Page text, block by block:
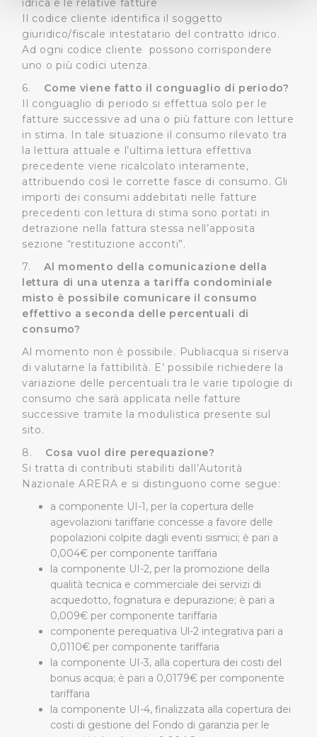
(impronte digitali).
Approfondisci come vengono elaborati i tuoi dati personali
e imposta le tue preferenze nellasezione dettagli. Puoi
modificare o ritirare il tuo consenso in qualsiasi momento
dalla Dichiarazione sui cookie.
Utilizziamo dei cookie tecnici necessari per rendere
fruibile il sito web abilitandone funzionalità di base quali
la navigazione sulle pagine e l'accesso alle aree
protette. In linea con le preferenze manifestate
dall’Utente e con i consensi dallo stesso prestati, i
cookie possono essere inoltre utilizzati per analizzare il
traffico sul nostro sito web, per personalizzare
contenuti ed annunci e per fornire funzionalità dei social
l’Utente utilizza il nostro sito con i nostri partner. Tali
pubblicità e social media, potrebbero combinare le
informazioni ricevute con altre informazioni che l’Utente
loro servizi.
Cliccando su "Accetta tutti", l'Utente accetta di
memorizzare tutti i cookie sul dispositivo per le finalità
sopra indicate.
Cliccando su "Personalizza" l’Utente può gestire
direttamente le proprie preferenze selezionando i
della condivisione di informazioni sopra indicata.
Cliccando su "Rifiuta" o sulla "X" posizionata in alto a
destra in questo banner l’Utente rifiuta tutti i cookie con
la sola eccezione dei cookie tecnici. La chiusura del
presente banner comporta il permanere delle
impostazioni di default e dunque la continuazione della
navigazione in assenza di cookie o altri sistemi di
tracciamento ad esclusione di quelli tecnici
indispensabili per una corretta visualizzazione della
pagina.
idrica e le relative fatture
Il codice cliente identifica il soggetto
giuridico/fiscale intestatario del contratto idrico.
Ad ogni codice cliente possono corrispondere
uno o più codici utenza.
6. Come viene fatto il conguaglio di periodo?
Il conguaglio di periodo si effettua solo per le
fatture successive ad una o più fatture con letture
in stima. In tale situazione il consumo rilevato tra
la lettura attuale e l’ultima lettura effettiva
precedente viene ricalcolato interamente,
attribuendo così le corrette fasce di consumo. Gli
importi dei consumi addebitati nelle fatture
precedenti con lettura di stima sono portati in
detrazione nella fattura stessa nell’apposita
sezione “restituzione acconti”.
7.Al momento della comunicazione della
lettura di una utenza a tariffa condominiale
misto è possibile comunicare il consumo
effettivo a seconda delle percentuali di
consumo?
Al momento non è possibile. Publiacqua si riserva
di valutarne la fattibilità. E’ possibile richiedere la
variazione delle percentuali tra le varie tipologie di
consumo che sarà applicata nelle fatture
successive tramite la modulistica presente sul
sito.
8. Cosa vuol dire perequazione?
Si tratta di contributi stabiliti dall’Autorità
Nazionale ARERA e si distinguono come segue:
a componente UI-1, per la copertura delle
agevolazioni tariffarie concesse a favore delle
popolazioni colpite dagli eventi sismici; è pari a
0,004€ per componente tariffaria
la componente UI-2, per la promozione della
qualità tecnica e commerciale dei servizi di
acquedotto, fognatura e depurazione; è pari a
0,009€ per componente tariffaria
componente perequativa Ul-2 integrativa pari a
0,0110€ per componente tariffaria
la componente UI-3, alla copertura dei costi del
bonus acqua; è pari a 0,0179€ per componente
tariffaria
la componente UI-4, finalizzata alla copertura dei
costi di gestione del Fondo di garanzia per le